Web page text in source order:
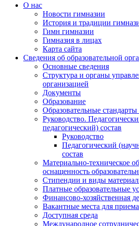
О нас
Новости гимназии
История и традиции
Гимн гимназии
Гимназия в лицах
Карта сайта
Сведения об образовательной
Основные сведения
Структура и органы
организацией
Документы
Образование
Образовательные
Руководство.
педагогический) состав
Руководство
Педагогический
состав
Материально-техническое
оснащенность
Стипендии и виды
Платные образовательные
Финансово-хозяйственная
Вакантные места для
Доступная среда
Международное